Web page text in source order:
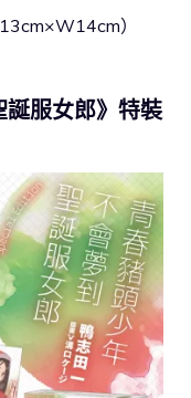
）
服女郎》特裝